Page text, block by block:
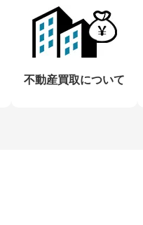
不動産買取について